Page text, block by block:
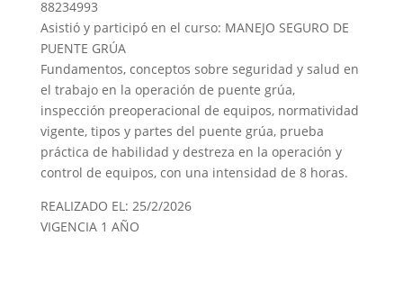
88234993
Asistió y participó en el curso: MANEJO SEGURO DE
PUENTE GRÚA
Fundamentos, conceptos sobre seguridad y salud en
el trabajo en la operación de puente grúa,
inspección preoperacional de equipos, normatividad
vigente, tipos y partes del puente grúa, prueba
práctica de habilidad y destreza en la operación y
control de equipos, con una intensidad de 8 horas.
REALIZADO EL: 25/2/2026
VIGENCIA 1 AÑO